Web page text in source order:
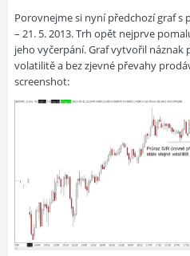
Porovnejme si nyní předchozí graf s
– 21. 5. 2013. Trh opět nejprve
jeho vyčerpání. Graf vytvořil náznak
volatilitě a bez zjevné převahy
screenshot: